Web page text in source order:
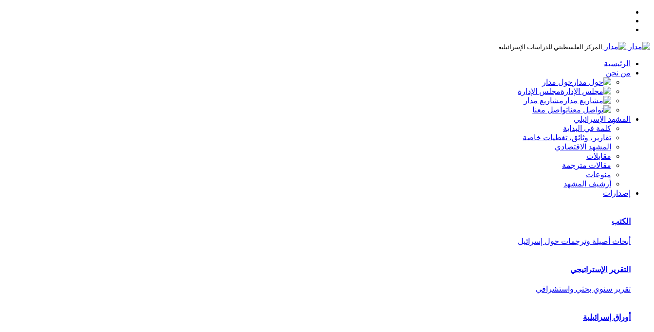
المركز الفلسطيني للدراسات الإسرائيلية
الرئيسية
من نحن
حول مدار
مجلس الإدارة
مشاريع مدار
تواصل معنا
المشهد الإسرائيلي
كلمة في البداية
تقارير، وثائق، تغطيات خاصة
المشهد الاقتصادي
مقابلات
مقالات مترجمة
منوعات
أرشيف المشهد
إصدارات
الكتب
أبحاث أصيلة وترجمات حول إسرائيل
التقرير الإستراتيجي
تقرير سنوي بحثي واستشرافي
أوراق إسرائيلية